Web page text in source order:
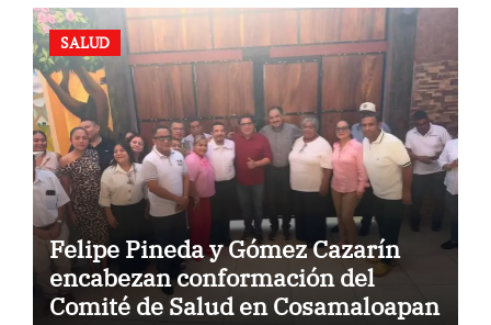
SALUD
Felipe Pineda y Gómez Cazarín
encabezan conformación del
Comité de Salud en Cosamaloapan